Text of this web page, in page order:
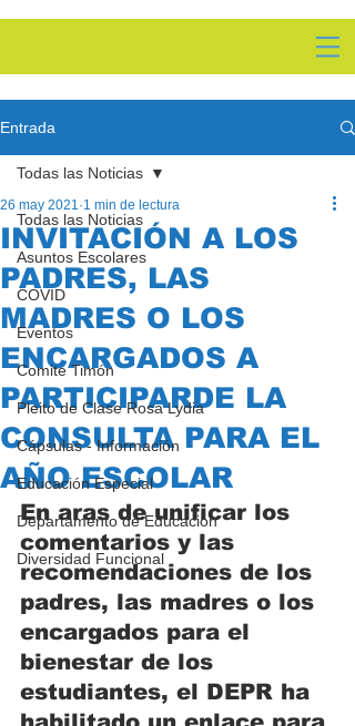
Entrada
Todas las Noticias
Asuntos Escolares
COVID
Eventos
Comite Timón
Pleito de Clase Rosa Lydia
Cápsulas - Información
Educación Especial
Departamento de Educacion
Diversidad Funcional
Todas las Noticias
INVITACIÓN A LOS
PADRES, LAS
MADRES O LOS
ENCARGADOS A
PARTICIPARDE LA
CONSULTA PARA EL
AÑO ESCOLAR
26 may 2021 1 min de lectura
En aras de unificar los
comentarios y las
recomendaciones de los
padres, las madres o los
encargados para el
bienestar de los
estudiantes, el DEPR ha